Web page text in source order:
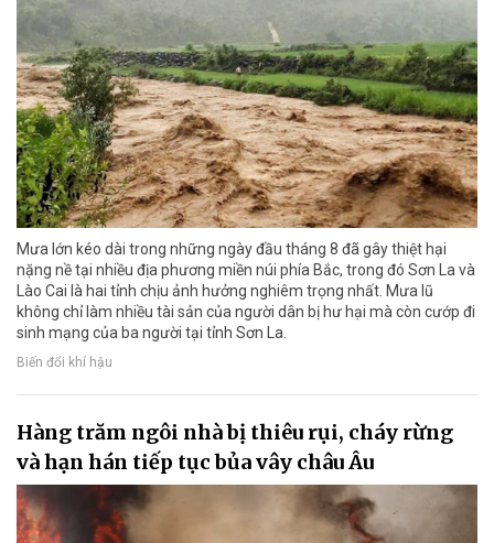
Mưa lớn kéo dài trong những ngày đầu tháng 8 đã gây thiệt hại
nặng nề tại nhiều địa phương miền núi phía Bắc, trong đó Sơn La và
Lào Cai là hai tỉnh chịu ảnh hưởng nghiêm trọng nhất. Mưa lũ
không chỉ làm nhiều tài sản của người dân bị hư hại mà còn cướp đi
sinh mạng của ba người tại tỉnh Sơn La.
Biến đổi khí hậu
Hàng trăm ngôi nhà bị thiêu rụi, cháy rừng
và hạn hán tiếp tục bủa vây châu Âu